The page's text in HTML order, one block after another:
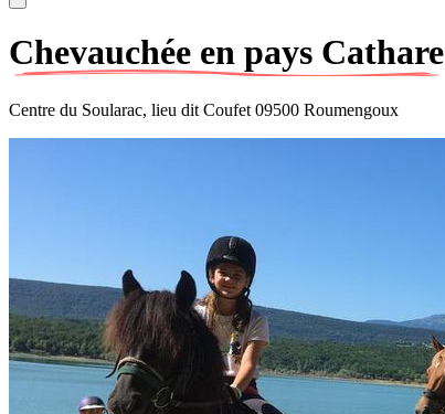
Chevauchée en pays Cathare
Centre du Soularac, lieu dit Coufet 09500 Roumengoux